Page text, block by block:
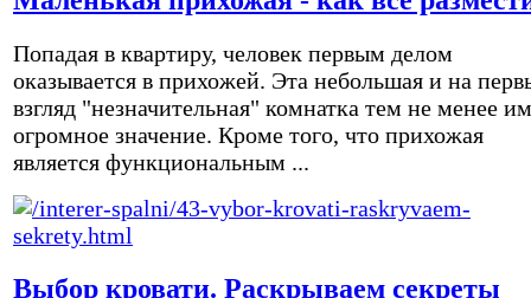
Попадая в квартиру, человек первым делом
оказывается в прихожей. Эта небольшая и на
взгляд "незначительная" комнатка тем не менее
огромное значение. Кроме того, что прихожая
является функциональным ...
Выбор кровати. Раскрываем секреты